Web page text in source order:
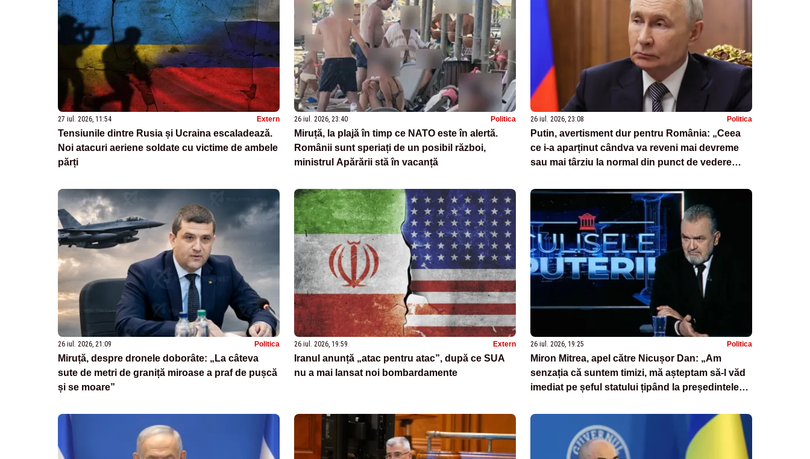
27 iul. 2026, 11:54 Extern
Tensiunile dintre Rusia și Ucraina escaladează.
Noi atacuri aeriene soldate cu victime de ambele
părți
26 iul. 2026, 23:40 Politica
Miruță, la plajă în timp ce NATO este în alertă.
Românii sunt speriați de un posibil război,
ministrul Apărării stă în vacanță
26 iul. 2026, 23:08 Politica
Putin, avertisment dur pentru România: „Ceea
ce i-a aparținut cândva va reveni mai devreme
sau mai târziu la normal din punct de vedere
26 iul. 2026, 21:09 Politica
Miruță, despre dronele doborâte: „La câteva
sute de metri de graniță miroase a praf de pușcă
și se moare”
26 iul. 2026, 19:59 Extern
Iranul anunță „atac pentru atac”, după ce SUA
nu a mai lansat noi bombardamente
26 iul. 2026, 19:25 Politica
Miron Mitrea, apel către Nicușor Dan: „Am
senzația că suntem timizi, mă așteptam să-l văd
imediat pe șeful statului țipând la președintele